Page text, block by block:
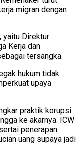
migran dengan
yaitu Direktur
Kerja dan
tersangka.
hukum tidak
upaya
praktik korupsi
ke akarnya. ICW
penerapan
uang supaya jadi